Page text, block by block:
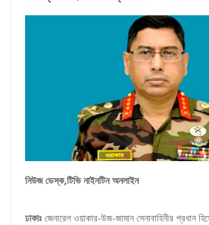
নিউজ ডেস্ক,টিভি নাইনটিন অনলাইন
ঢাকাঃ জেনারেল ওয়াকার-উজ-জামান সেনাবাহিনীর প্রধান